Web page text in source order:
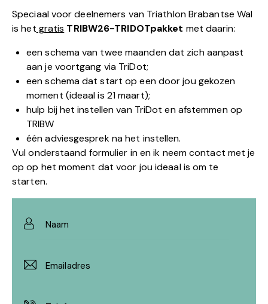
Speciaal voor deelnemers van Triathlon Brabantse Wal
is het gratis TRIBW26-TRIDOTpakket met daarin:
een schema van twee maanden dat zich aanpast
aan je voortgang via TriDot;
een schema dat start op een door jou gekozen
moment (ideaal is 21 maart);
hulp bij het instellen van TriDot en afstemmen op
TRIBW
één adviesgesprek na het instellen.
Vul onderstaand formulier in en ik neem contact met je
op op het moment dat voor jou ideaal is om te
starten.